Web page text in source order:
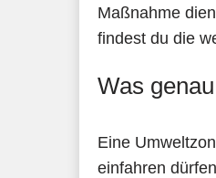
Maßnahme
findest du die
Was
Eine
einfahren